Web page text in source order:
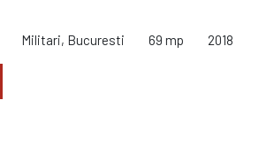
Militari, Bucuresti 69 mp 2018